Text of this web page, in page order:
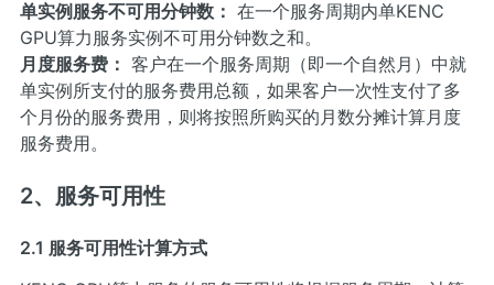
单实例服务不可用分钟数： 在一个服务周期内单KENC
GPU算力服务实例不可用分钟数之和。
月度服务费： 客户在一个服务周期（即一个自然月）中就
单实例所支付的服务费用总额，如果客户一次性支付了多
个月份的服务费用，则将按照所购买的月数分摊计算月度
服务费用。
2、服务可用性
2.1 服务可用性计算方式